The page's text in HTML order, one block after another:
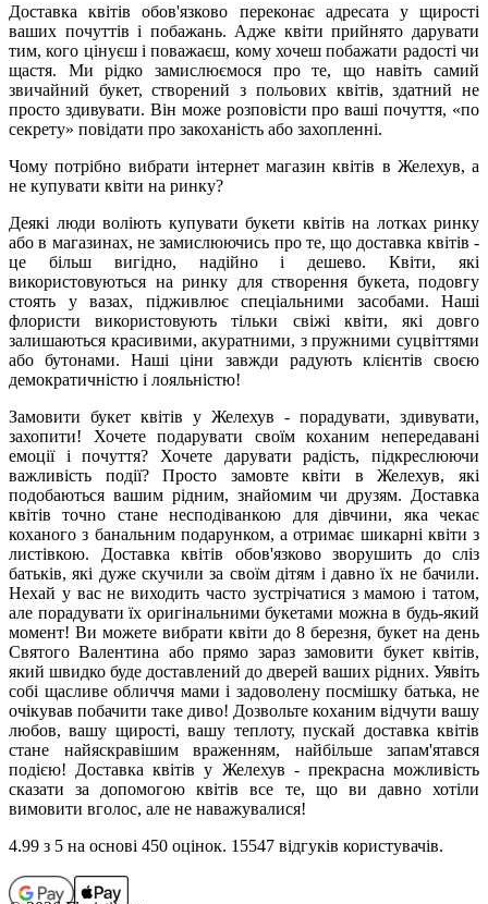
Доставка квітів обов'язково переконає адресата у щирості
ваших почуттів і побажань. Адже квіти прийнято дарувати
тим, кого цінуєш і поважаєш, кому хочеш побажати радості чи
щастя. Ми рідко замислюємося про те, що навіть самий
звичайний букет, створений з польових квітів, здатний не
просто здивувати. Він може розповісти про ваші почуття, «по
секрету» повідати про закоханість або захопленні.
Чому потрібно вибрати інтернет магазин квітів в Желехув, а
не купувати квіти на ринку?
Деякі люди воліють купувати букети квітів на лотках ринку
або в магазинах, не замислюючись про те, що доставка квітів -
це більш вигідно, надійно і дешево. Квіти, які
використовуються на ринку для створення букета, подовгу
стоять у вазах, підживлює спеціальними засобами. Наші
флористи використовують тільки свіжі квіти, які довго
залишаються красивими, акуратними, з пружними суцвіттями
або бутонами. Наші ціни завжди радують клієнтів своєю
демократичністю і лояльністю!
Замовити букет квітів у Желехув - порадувати, здивувати,
захопити! Хочете подарувати своїм коханим непередавані
емоції і почуття? Хочете дарувати радість, підкреслюючи
важливість події? Просто замовте квіти в Желехув, які
подобаються вашим рідним, знайомим чи друзям. Доставка
квітів точно стане несподіванкою для дівчини, яка чекає
коханого з банальним подарунком, а отримає шикарні квіти з
листівкою. Доставка квітів обов'язково зворушить до сліз
батьків, які дуже скучили за своїм дітям і давно їх не бачили.
Нехай у вас не виходить часто зустрічатися з мамою і татом,
але порадувати їх оригінальними букетами можна в будь-який
момент! Ви можете вибрати квіти до 8 березня, букет на день
Святого Валентина або прямо зараз замовити букет квітів,
який швидко буде доставлений до дверей ваших рідних. Уявіть
собі щасливе обличчя мами і задоволену посмішку батька, не
очікував побачити таке диво! Дозвольте коханим відчути вашу
любов, вашу щирості, вашу теплоту, пускай доставка квітів
стане найяскравішим враженням, найбільше запам'ятався
подією! Доставка квітів у Желехув - прекрасна можливість
сказати за допомогою квітів все те, що ви давно хотіли
вимовити вголос, але не наважувалися!
4.99 з 5 на основi 450 оцiнок. 15547 відгуків користувачiв.